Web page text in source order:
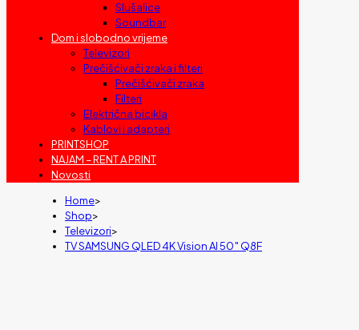
Slušalice
Soundbar
Dom i slobodno vrijeme
Televizori
Prečišćivači zraka i filteri
Prečišćivači zraka
Filteri
Električna bicikla
Kablovi i adapteri
PRINTSHOP
NAJAM – RENT A PRINT
Novosti
Home>
Shop>
Televizori>
TV SAMSUNG QLED 4K Vision AI 50″ Q8F